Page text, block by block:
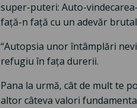
super-puteri: Auto-
față-n față cu un adevăr
“Autopsia unor întâmplări
refugiu în fața durerii.
Pana la urmă, cât de mult te
altor câteva valori